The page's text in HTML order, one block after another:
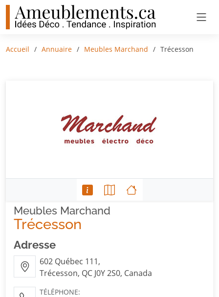
Accueil Annuaire Meubles Marchand Trécesson
Meubles Marchand
Trécesson
Adresse
602 Québec 111,
Trécesson, QC J0Y 2S0, Canada
TÉLÉPHONE: